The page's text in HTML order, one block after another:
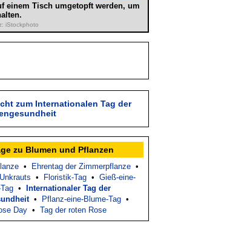
einem Tisch umgetopft werden, um
iStockphoto
zum Internationalen Tag der
zu Blumen und Pflanzen
• Ehrentag der Zimmerpflanze •
• Floristik-Tag • Gieß-eine-
•
Internationaler Tag der
• Pflanz-eine-Blume-Tag •
Day • Tag der roten Rose